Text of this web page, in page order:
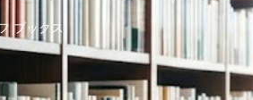
ブックス